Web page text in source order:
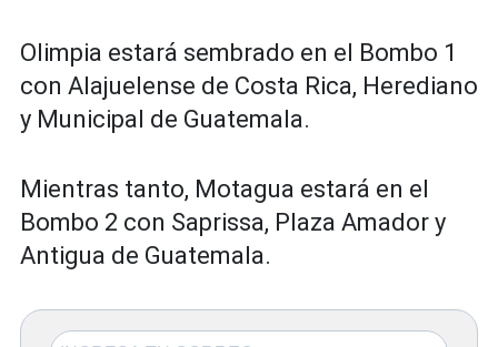
Olimpia estará sembrado en el Bombo 1
con Alajuelense de Costa Rica, Herediano
y Municipal de Guatemala.
Mientras tanto, Motagua estará en el
Bombo 2 con Saprissa, Plaza Amador y
Antigua de Guatemala.